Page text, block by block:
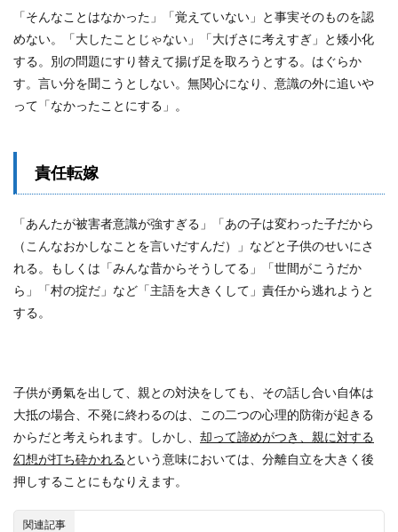
「そんなことはなかった」「覚えていない」と事実そのものを認
めない。「大したことじゃない」「大げさに考えすぎ」と矮小化
する。別の問題にすり替えて揚げ足を取ろうとする。はぐらか
す。言い分を聞こうとしない。無関心になり、意識の外に追いや
って「なかったことにする」。
責任転嫁
「あんたが被害者意識が強すぎる」「あの子は変わった子だから
（こんなおかしなことを言いだすんだ）」などと子供のせいにさ
れる。もしくは「みんな昔からそうしてる」「世間がこうだか
ら」「村の掟だ」など「主語を大きくして」責任から逃れようと
する。
子供が勇氣を出して、親との対決をしても、その話し合い自体は
大抵の場合、不発に終わるのは、この二つの心理的防衛が起きる
からだと考えられます。しかし、 却って諦めがつき、親に対する
幻想が打ち砕かれるという意味においては、分離自立を大きく後
押しすることにもなりえます。
関連記事